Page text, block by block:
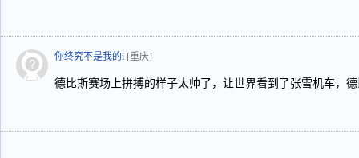
你终究不是我的i [重庆]
德比斯赛场上拼搏的样子太帅了，让世界看到了张雪机车，